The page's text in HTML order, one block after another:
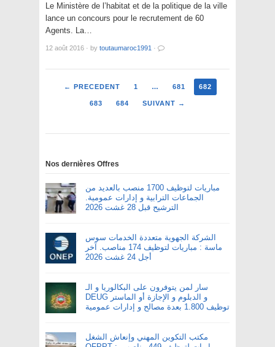
Le Ministère de l’habitat et de la politique de la ville
lance un concours pour le recrutement de 60
Agents. La…
12 août 2016 · by toutaumaroc1991 ·
← PRECEDENT 1 … 681 682
683 684 SUIVANT →
Nos dernières Offres
مباريات لتوظيف 1700 منصب بالعديد من
الجماعات الترابية و إدارات عمومية.
الترشيح قبل 28 غشت 2026
الشركة الجهوية متعددة الخدمات سوس
ماسة : مباريات لتوظيف 174 مناصب. آخر
أجل 24 غشت 2026
سار لمن يتوفرون على البكالوريا و الـ
DEUG و الدبلوم و الإجازة أو الماستر
توظيف 1.800 بعدة مصالح و إدارات عمومية
مكتب التكوين المهني وإنعاش الشغل